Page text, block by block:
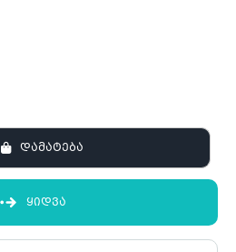
ᲓᲐᲛᲐᲢᲔᲑᲐ
ᲧᲘᲓᲕᲐ